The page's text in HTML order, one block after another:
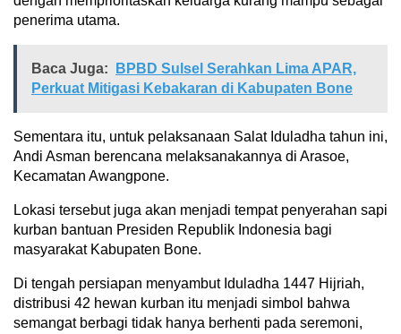
penerima utama.
Baca Juga:
BPBD Sulsel Serahkan Lima APAR,
Perkuat Mitigasi Kebakaran di Kabupaten Bone
Sementara itu, untuk pelaksanaan Salat Iduladha tahun ini,
Andi Asman berencana melaksanakannya di Arasoe,
Kecamatan Awangpone.
Lokasi tersebut juga akan menjadi tempat penyerahan sapi
kurban bantuan Presiden Republik Indonesia bagi
masyarakat Kabupaten Bone.
Di tengah persiapan menyambut Iduladha 1447 Hijriah,
distribusi 42 hewan kurban itu menjadi simbol bahwa
semangat berbagi tidak hanya berhenti pada seremoni,